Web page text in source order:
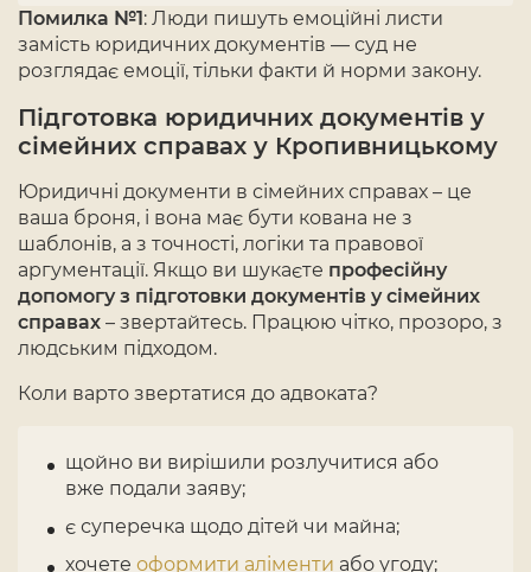
Помилка №1: Люди пишуть емоційні листи
замість юридичних документів — суд не
розглядає емоції, тільки факти й норми закону.
Підготовка юридичних документів у
сімейних справах у Кропивницькому
Юридичні документи в сімейних справах – це
ваша броня, і вона має бути кована не з
шаблонів, а з точності, логіки та правової
аргументації. Якщо ви шукаєте професійну
допомогу з підготовки документів у сімейних
справах – звертайтесь. Працюю чітко, прозоро, з
людським підходом.
Коли варто звертатися до адвоката?
щойно ви вирішили розлучитися або
вже подали заяву;
є суперечка щодо дітей чи майна;
хочете оформити аліменти або угоду;